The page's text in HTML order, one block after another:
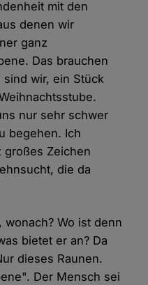
mit den
denen wir
ganz
Das brauchen
sind wir, ein Stück
nur sehr schwer
begehen. Ich
großes Zeichen
die da
wonach? Wo ist denn
bietet er an? Da
dieses Raunen.
Der Mensch sei